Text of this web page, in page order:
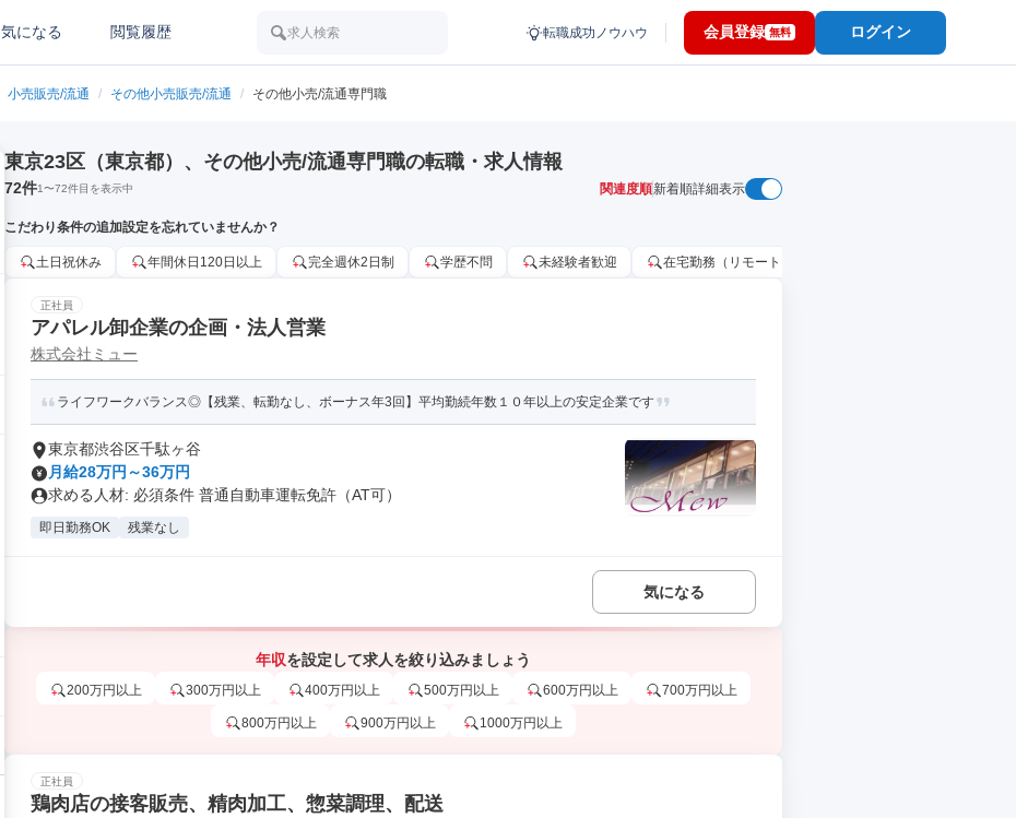
気になる 閲覧履歴 求人検索 転職成功ノウハウ 会員登録 無料 ログイン
小売販売/流通 / その他小売販売/流通 / その他小売/流通専門職
東京23区（東京都）、その他小売/流通専門職の転職・求人情報
72件1〜72件目を表示中 関連度順新着順詳細表示
こだわり条件の追加設定を忘れていませんか？
土日祝休み 年間休日120日以上 完全週休2日制 学歴不問 未経験者歓迎 在宅勤務（リモートワーク）OK
正社員
アパレル卸企業の企画・法人営業
株式会社ミュー
ライフワークバランス◎【残業、転勤なし、ボーナス年3回】平均勤続年数１０年以上の安定企業です
東京都渋谷区千駄ヶ谷
月給28万円～36万円
求める人材: 必須条件 普通自動車運転免許（AT可）
即日勤務OK 残業なし
気になる
年収を設定して求人を絞り込みましょう
200万円以上 300万円以上 400万円以上 500万円以上 600万円以上 700万円以上
800万円以上 900万円以上 1000万円以上
正社員
鶏肉店の接客販売、精肉加工、惣菜調理、配送